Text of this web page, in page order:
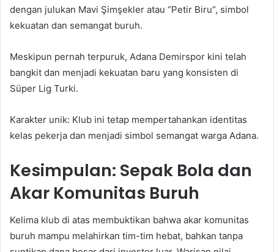
dengan julukan Mavi Şimşekler atau “Petir Biru”, simbol
kekuatan dan semangat buruh.
Meskipun pernah terpuruk, Adana Demirspor kini telah
bangkit dan menjadi kekuatan baru yang konsisten di
Süper Lig Turki.
Karakter unik: Klub ini tetap mempertahankan identitas
kelas pekerja dan menjadi simbol semangat warga Adana.
Kesimpulan: Sepak Bola dan
Akar Komunitas Buruh
Kelima klub di atas membuktikan bahwa akar komunitas
buruh mampu melahirkan tim-tim hebat, bahkan tanpa